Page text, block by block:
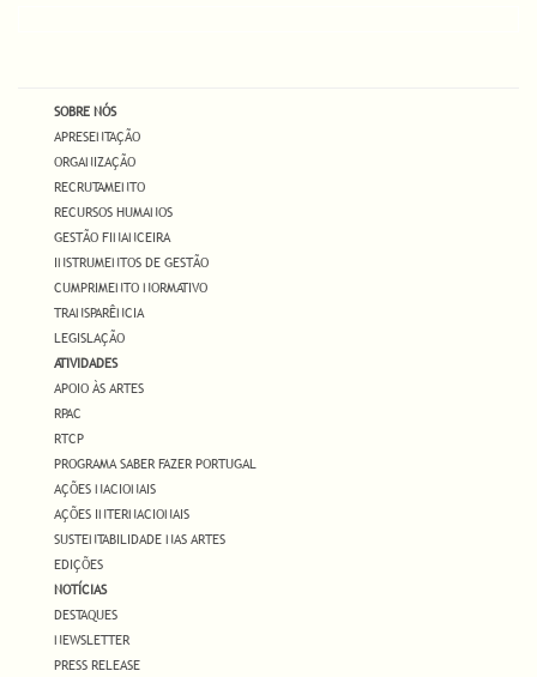
SOBRE NÓS
APRESENTAÇÃO
ORGANIZAÇÃO
RECRUTAMENTO
RECURSOS HUMANOS
GESTÃO FINANCEIRA
INSTRUMENTOS DE GESTÃO
CUMPRIMENTO NORMATIVO
TRANSPARÊNCIA
LEGISLAÇÃO
ATIVIDADES
APOIO ÀS ARTES
RPAC
RTCP
PROGRAMA SABER FAZER PORTUGAL
AÇÕES NACIONAIS
AÇÕES INTERNACIONAIS
SUSTENTABILIDADE NAS ARTES
EDIÇÕES
NOTÍCIAS
DESTAQUES
NEWSLETTER
PRESS RELEASE